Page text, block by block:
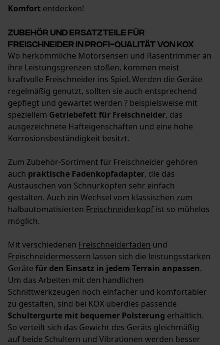
Komfort entdecken!
Zubehör und Ersatzteile für
Freischneider in Profi-Qualität von KOX
Wo herkömmliche Motorsensen und Rasentrimmer an
ihre Leistungsgrenzen stoßen, kommen meist
kraftvolle Freischneider ins Spiel. Werden die Geräte
regelmäßig genutzt, sollten sie auch entsprechend
gepflegt und gewartet werden ? beispielsweise mit
speziellem Getriebefett für Freischneider, das
ausgezeichnete Hafteigenschaften und eine hohe
Korrosionsbeständigkeit besitzt.
Zum Zubehör-Sortiment für Freischneider gehören
auch praktische Fadenkopfadapter, die das
Austauschen von Schnurköpfen sehr einfach
gestalten. Auch ein Wechsel vom klassischen zum
halbautomatisierten Freischneiderkopf ist so mühelos
möglich.
Mit verschiedenen Freischneiderfäden und
Freischneidermessern lassen sich die leistungsstarken
Geräte für den Einsatz in jedem Terrain anpassen.
Um das Arbeiten mit den handlichen
Schnittwerkzeugen noch einfacher und komfortabler
zu gestalten, sind bei KOX überdies passende
Schultergurte mit bequemer Polsterung erhältlich.
So verteilt sich das Gewicht des Geräts gleichmäßig
auf beide Schultern und Vibrationen werden besser
Google Maps
Kontaktaufnahme per Chat
Marketing Cookies
Google Global Site Tag
Event Tracking
Survicate